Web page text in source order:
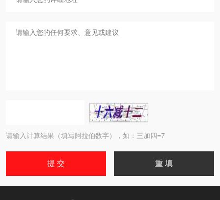
请输入计算结果（填写阿拉伯数字），如：三加四=7